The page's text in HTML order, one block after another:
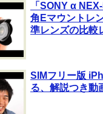
「SONY α
角Eマウントレ
準レンズの比較
SIMフリー版
る、解説つき動